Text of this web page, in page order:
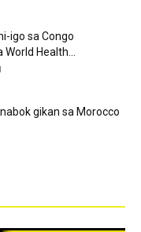
igo sa Congo
Health...
gikan sa Morocco